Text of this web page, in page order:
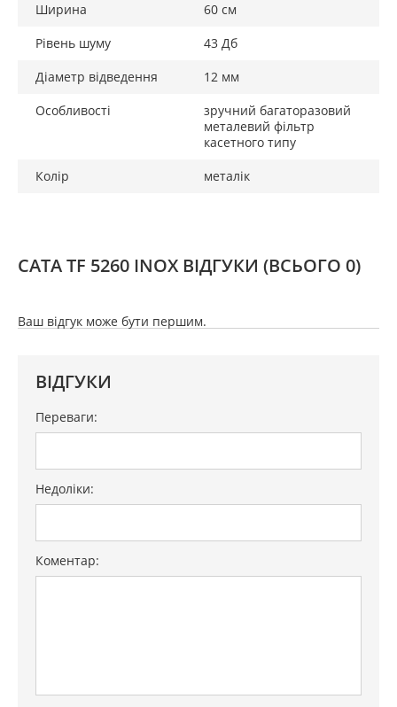
Ширина
60 см
Рівень шуму
43 Дб
Діаметр відведення
12 мм
Особливості
зручний багаторазовий
металевий фільтр
касетного типу
Колір
металік
CATA TF 5260 INOX ВІДГУКИ (ВСЬОГО 0)
Ваш відгук може бути першим.
ВІДГУКИ
Переваги:
Недоліки:
Коментар: